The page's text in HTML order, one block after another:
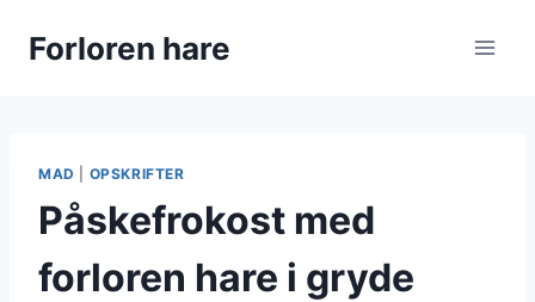
Forloren hare
MAD OPSKRIFTER
Påskefrokost med
forloren hare i gryde